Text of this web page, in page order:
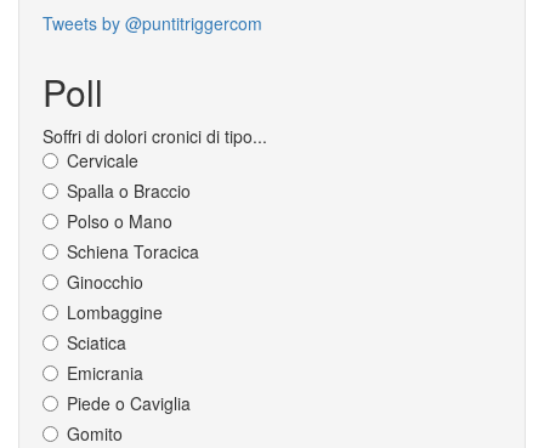
Tweets by @puntitriggercom
Poll
Soffri di dolori cronici di tipo...
Cervicale
Spalla o Braccio
Polso o Mano
Schiena Toracica
Ginocchio
Lombaggine
Sciatica
Emicrania
Piede o Caviglia
Gomito